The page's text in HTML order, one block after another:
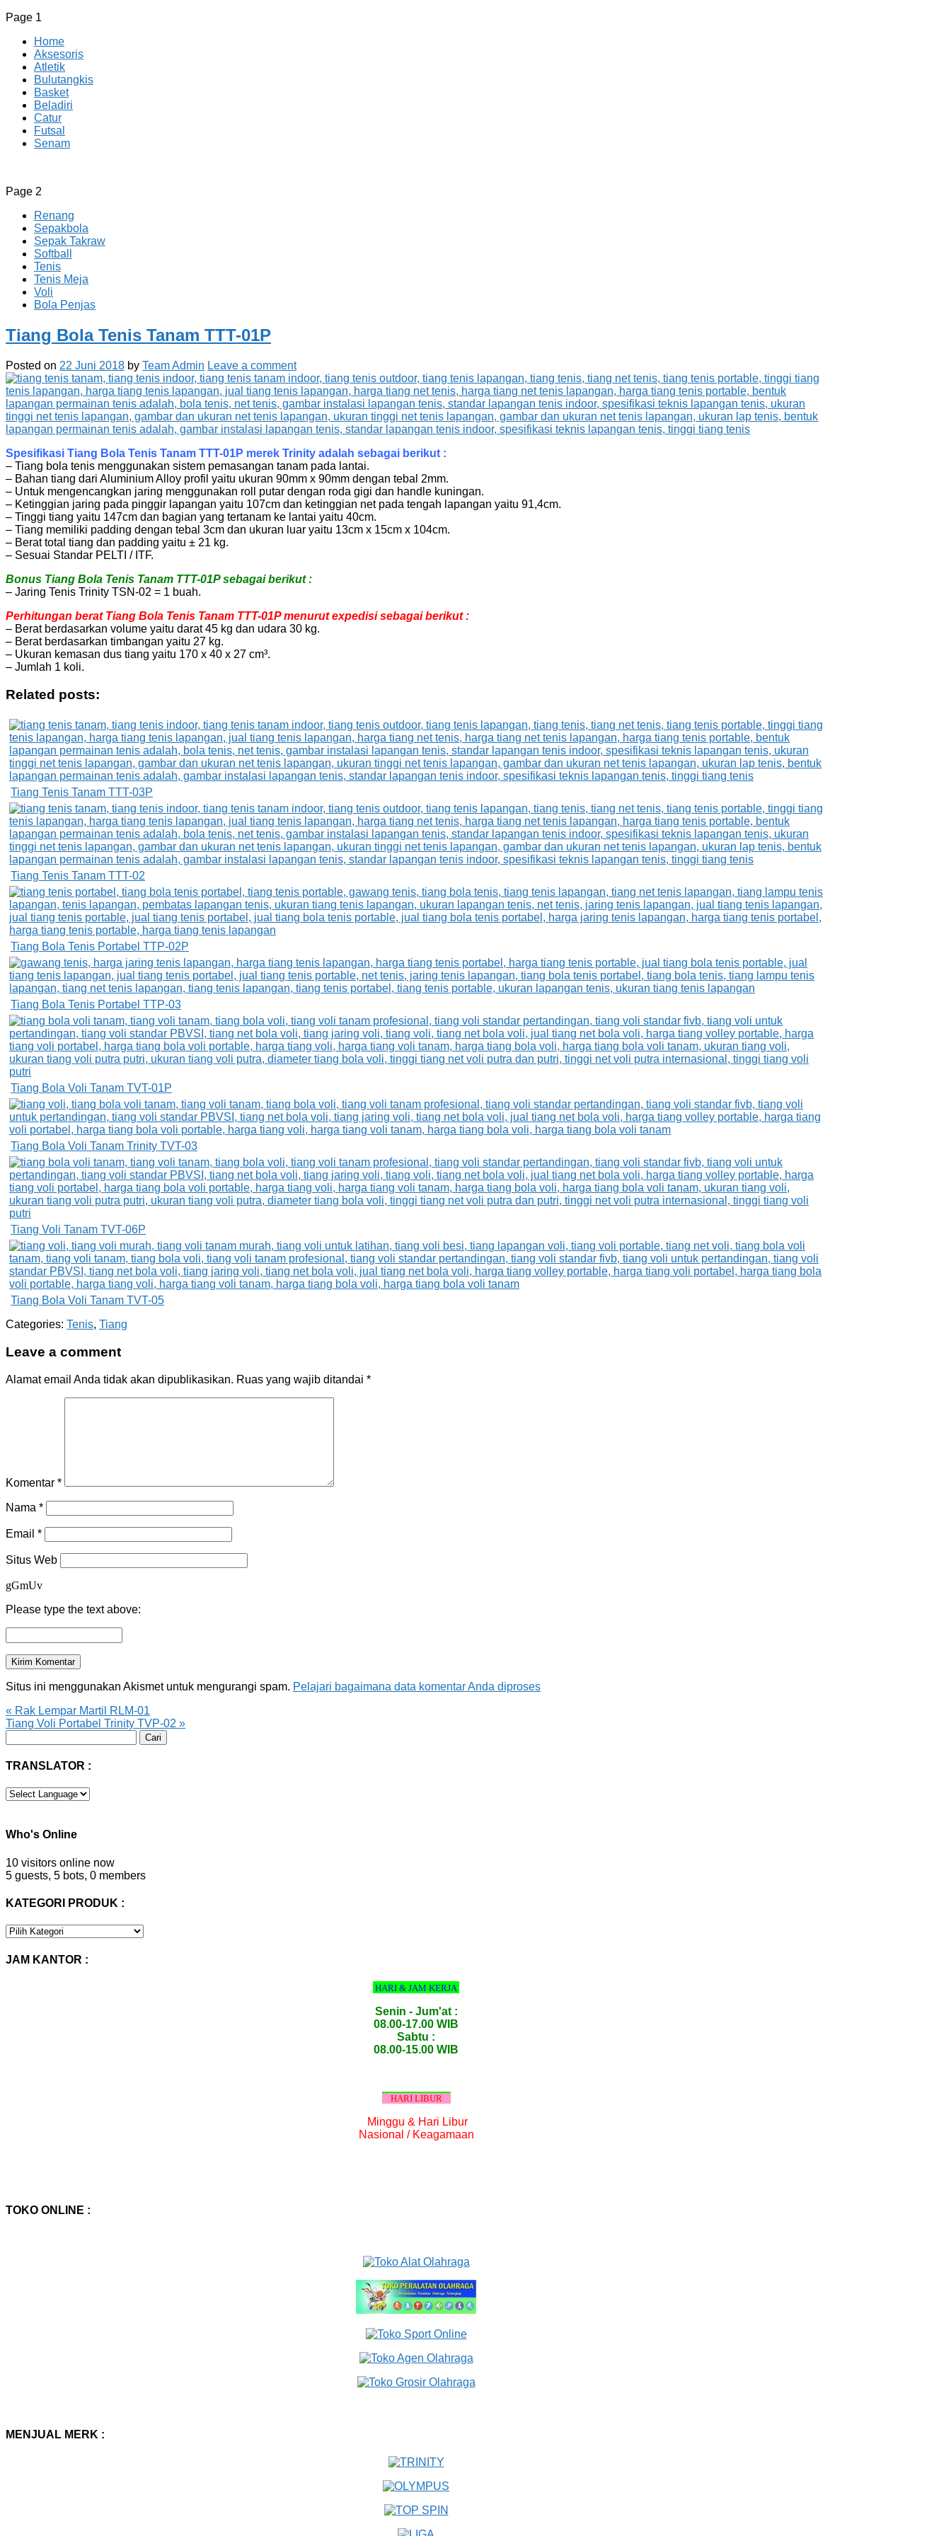
Page 1
Home
Aksesoris
Atletik
Bulutangkis
Basket
Beladiri
Catur
Futsal
Senam
CV JAYA BERSAMA Co Id
Menyediakan Semua Perlengkapan Olahraga Yang Lengkap, Berkualitas Dengan Harga Yang Murah
Page 2
Renang
Sepakbola
Sepak Takraw
Softball
Tenis
Tenis Meja
Voli
Bola Penjas
Tiang Bola Tenis Tanam TTT-01P
Posted on 22 Juni 2018 by Team Admin Leave a comment
Spesifikasi Tiang Bola Tenis Tanam TTT-01P merek Trinity adalah sebagai berikut :
– Tiang bola tenis menggunakan sistem pemasangan tanam pada lantai.
– Bahan tiang dari Aluminium Alloy profil yaitu ukuran 90mm x 90mm dengan tebal 2mm.
– Untuk mengencangkan jaring menggunakan roll putar dengan roda gigi dan handle kuningan.
– Ketinggian jaring pada pinggir lapangan yaitu 107cm dan ketinggian net pada tengah lapangan yaitu 91,4cm.
– Tinggi tiang yaitu 147cm dan bagian yang tertanam ke lantai yaitu 40cm.
– Tiang memiliki padding dengan tebal 3cm dan ukuran luar yaitu 13cm x 15cm x 104cm.
– Berat total tiang dan padding yaitu ± 21 kg.
– Sesuai Standar PELTI / ITF.
Bonus Tiang Bola Tenis Tanam TTT-01P sebagai berikut :
– Jaring Tenis Trinity TSN-02 = 1 buah.
Perhitungan berat Tiang Bola Tenis Tanam TTT-01P menurut expedisi sebagai berikut :
– Berat berdasarkan volume yaitu darat 45 kg dan udara 30 kg.
– Berat berdasarkan timbangan yaitu 27 kg.
– Ukuran kemasan dus tiang yaitu 170 x 40 x 27 cm³.
– Jumlah 1 koli.
Related posts:
Tiang Tenis Tanam TTT-03P
Tiang Tenis Tanam TTT-02
Tiang Bola Tenis Portabel TTP-02P
Tiang Bola Tenis Portabel TTP-03
Tiang Bola Voli Tanam TVT-01P
Tiang Bola Voli Tanam Trinity TVT-03
Tiang Voli Tanam TVT-06P
Tiang Bola Voli Tanam TVT-05
Categories: Tenis, Tiang
Leave a comment
Alamat email Anda tidak akan dipublikasikan. Ruas yang wajib ditandai *
Komentar *
Nama *
Email *
Situs Web
gGmUv
Please type the text above:
Situs ini menggunakan Akismet untuk mengurangi spam. Pelajari bagaimana data komentar Anda diproses
« Rak Lempar Martil RLM-01
Tiang Voli Portabel Trinity TVP-02 »
untuk:
TRANSLATOR :
Who's Online
10 visitors online now
5 guests, 5 bots, 0 members
KATEGORI PRODUK :
KATEGORI
JAM KANTOR :
HARI & JAM KERJA
Senin - Jum'at :
08.00-17.00 WIB
Sabtu :
08.00-15.00 WIB
HARI LIBUR
Minggu & Hari Libur
Nasional / Keagamaan
TOKO ONLINE :
MENJUAL MERK :